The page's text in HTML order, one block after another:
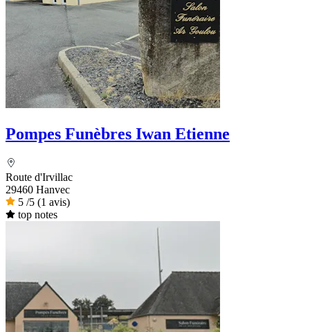
Pompes Funèbres Iwan Etienne
Route d'Irvillac
29460 Hanvec
5 /5 (1 avis)
top notes